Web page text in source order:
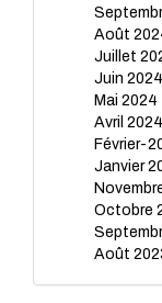
Août
Juillet
Juin 2024
Mai 2024
Avril 2024
Février-
Janvier
Octobre
Août